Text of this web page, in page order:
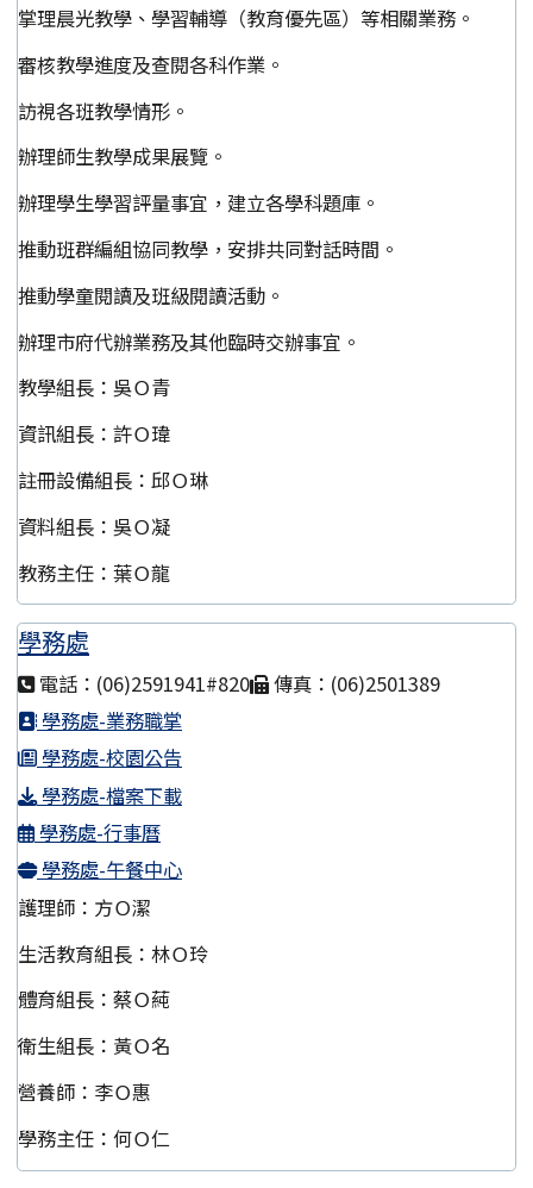
掌理晨光教學、學習輔導（教育優先區）等相關業務。
審核教學進度及查閱各科作業。
訪視各班教學情形。
辦理師生教學成果展覽。
辦理學生學習評量事宜，建立各學科題庫。
推動班群編組協同教學，安排共同對話時間。
推動學童閱讀及班級閱讀活動。
辦理市府代辦業務及其他臨時交辦事宜。
教學組長：吳Ｏ青
資訊組長：許Ｏ瑋
註冊設備組長：邱Ｏ琳
資料組長：吳Ｏ凝
教務主任：葉Ｏ龍
學務處
電話：(06)2591941#820
傳真：(06)2501389
學務處-業務職掌
學務處-校園公告
學務處-檔案下載
學務處-行事曆
學務處-午餐中心
護理師：方Ｏ潔
生活教育組長：林Ｏ玲
體育組長：蔡Ｏ蒓
衛生組長：黃Ｏ名
營養師：李Ｏ惠
學務主任：何Ｏ仁